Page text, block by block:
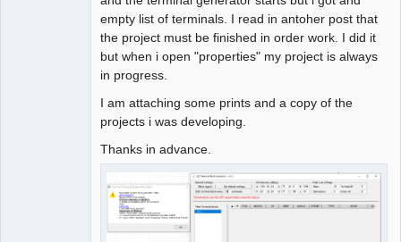
empty list of terminals. I read in antoher post that
the project must be finished in order work. I did it
but when i open "properties" my project is always
in progress.
I am attaching some prints and a copy of the
projects i was developing.
Thanks in advance.